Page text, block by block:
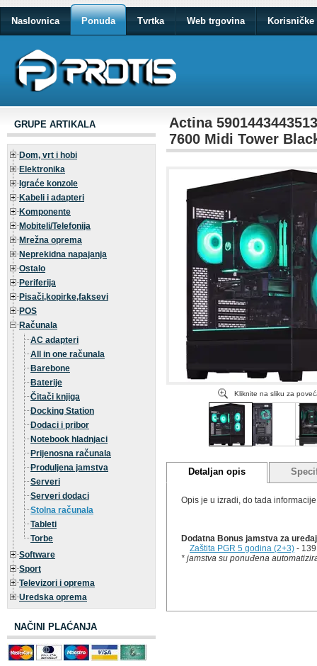
Naslovnica Ponuda Tvrtka Web trgovina Korisničke
GRUPE ARTIKALA
Dom, vrt i hobi
Elektronika
Igraće konzole
Kabeli i adapteri
Komponente
Mobiteli/Telefonija
Mrežna oprema
Neprekidna napajanja
Ostalo
Periferija
Pisači,kopirke,faksevi
POS
Računala
AC adapteri
All in one računala
Barebone
Baterije
Čitači knjiga
Docking Station
Dodaci i pribor
Notebook hladnjaci
Prijenosna računala
Produljena jamstva
Serveri
Serveri dodaci
Stolna računala
Tableti
Torbe
Software
Sport
Televizori i oprema
Uredska oprema
NAČINI PLAĆANJA
Actina
7600 Midi Tower
Kliknite na sliku za
Detaljan opis
Opis je u izradi, do tada
Dodatna Bonus jamstva za
Zaštita PGR 5 godina (2+3) -
* jamstva su ponuđena